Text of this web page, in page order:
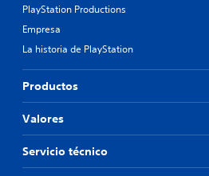
PlayStation Productions
Empresa
La historia de PlayStation
Productos
Valores
Servicio técnico